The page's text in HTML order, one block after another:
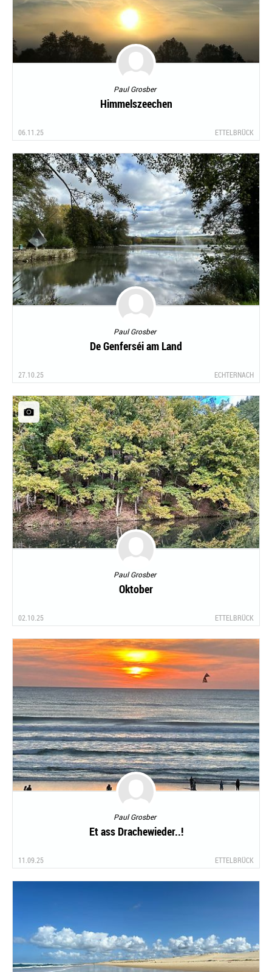
Paul Grosber
Himmelszeechen
06.11.25 ETTELBRÜCK
Paul Grosber
De Genferséi am Land
27.10.25 ECHTERNACH
Paul Grosber
Oktober
02.10.25 ETTELBRÜCK
Paul Grosber
Et ass Drachewieder..!
11.09.25 ETTELBRÜCK